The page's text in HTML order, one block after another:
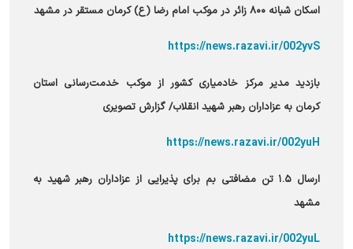
اسکان شبانه ۸۰۰ زائر در موکب امام رضا (ع) کرمان مستقر در مشهد
https://news.razavi.ir/002yvS
بازدید مدیر مرکز خادمیاری کشور از موکب خدمت‌رسانی استان
کرمان به عزاداران رهبر شهید انقلاب/ گزارش تصویری
https://news.razavi.ir/002yuH
ارسال ۱.۵ تن مضافتی بم برای پذیرایی از عزاداران رهبر شهید به
مشهد
https://news.razavi.ir/002yuL